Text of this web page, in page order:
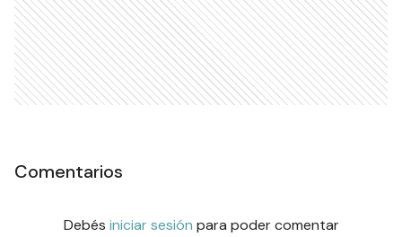
Comentarios
Debés iniciar sesión para poder comentar